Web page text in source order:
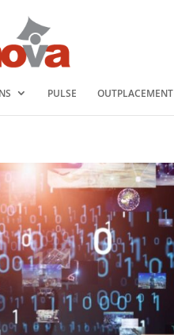
PULSE OUTPLACEMENT